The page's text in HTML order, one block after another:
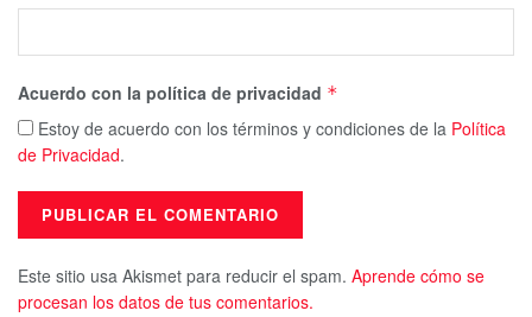
Acuerdo con la política de privacidad *
Estoy de acuerdo con los términos y condiciones de la Política
de Privacidad.
Este sitio usa Akismet para reducir el spam. Aprende cómo se
procesan los datos de tus comentarios.